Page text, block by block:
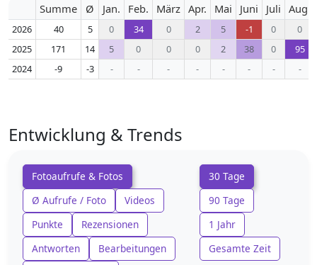
Summe Ø Jan. Feb. März Apr. Mai Juni Juli Aug.
2026 40 5 0 34 0 2 5 -1 0
0
2025
171 14 5 0 0 0 2 38 0
95
2024
-9 -3 - - - - - - - -
Entwicklung & Trends
Fotoaufrufe & Fotos
Ø Aufrufe / Foto
Videos
Punkte
Rezensionen
Antworten
Bearbeitungen
30 Tage
90 Tage
1 Jahr
Gesamte Zeit